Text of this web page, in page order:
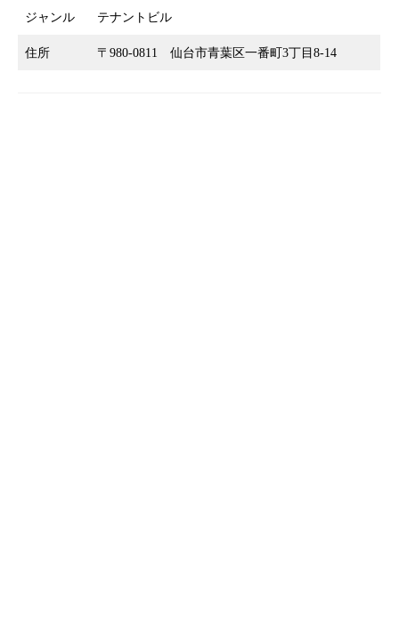
ジャンル テナントビル
住所 〒980-0811 仙台市青葉区一番町3丁目8-14